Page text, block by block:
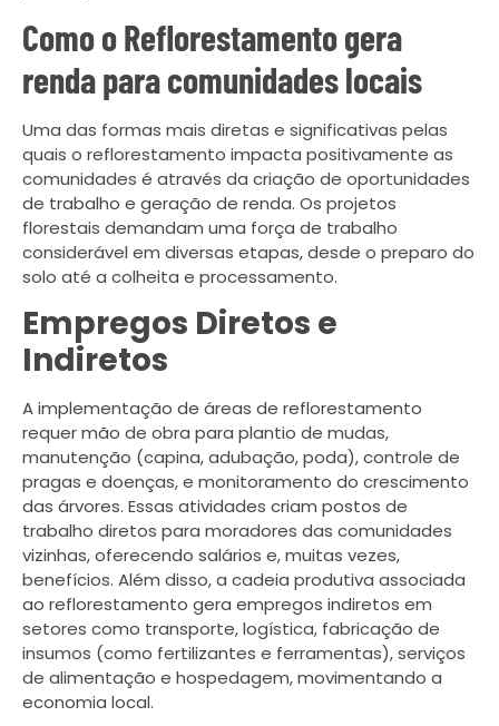
Como o Reflorestamento gera
renda para comunidades locais
Uma das formas mais diretas e significativas pelas
quais o reflorestamento impacta positivamente as
comunidades é através da criação de oportunidades
de trabalho e geração de renda. Os projetos
florestais demandam uma força de trabalho
considerável em diversas etapas, desde o preparo do
solo até a colheita e processamento.
Empregos Diretos e
Indiretos
A implementação de áreas de reflorestamento
requer mão de obra para plantio de mudas,
manutenção (capina, adubação, poda), controle de
pragas e doenças, e monitoramento do crescimento
das árvores. Essas atividades criam postos de
trabalho diretos para moradores das comunidades
vizinhas, oferecendo salários e, muitas vezes,
benefícios. Além disso, a cadeia produtiva associada
ao reflorestamento gera empregos indiretos em
setores como transporte, logística, fabricação de
insumos (como fertilizantes e ferramentas), serviços
de alimentação e hospedagem, movimentando a
economia local.